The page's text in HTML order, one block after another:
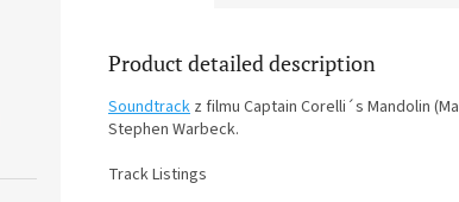
Product detailed description
Soundtrack z filmu Captain Corelli´s Mandolin
Stephen Warbeck.
Track Listings